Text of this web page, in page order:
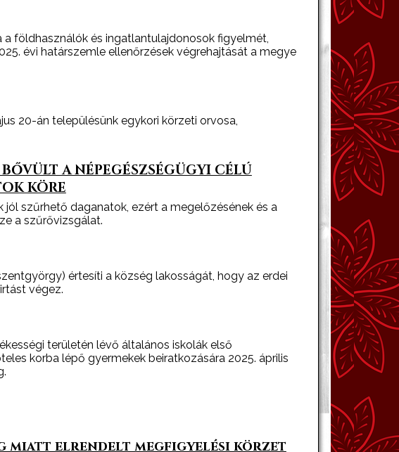
földhasználók és ingatlantulajdonosok figyelmét,
évi határszemle ellenőrzések végrehajtását a megye
20-án településünk egykori körzeti orvosa,
A NÉPEGÉSZSÉGÜGYI CÉLÚ
KÖRE
szűrhető daganatok, ezért a megelőzésének és a
a szűrővizsgálat.
értesíti a község lakosságát, hogy az erdei
végez.
területén lévő általános iskolák első
korba lépő gyermekek beiratkozására 2025. április
miatt elrendelt megfigyelési körzet